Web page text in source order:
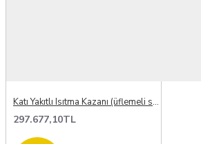
Katı Yakıtlı Isıtma Kazanı (üflemeli soba)
297.677,10TL